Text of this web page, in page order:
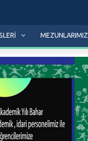
MEZUNLARIMIZ